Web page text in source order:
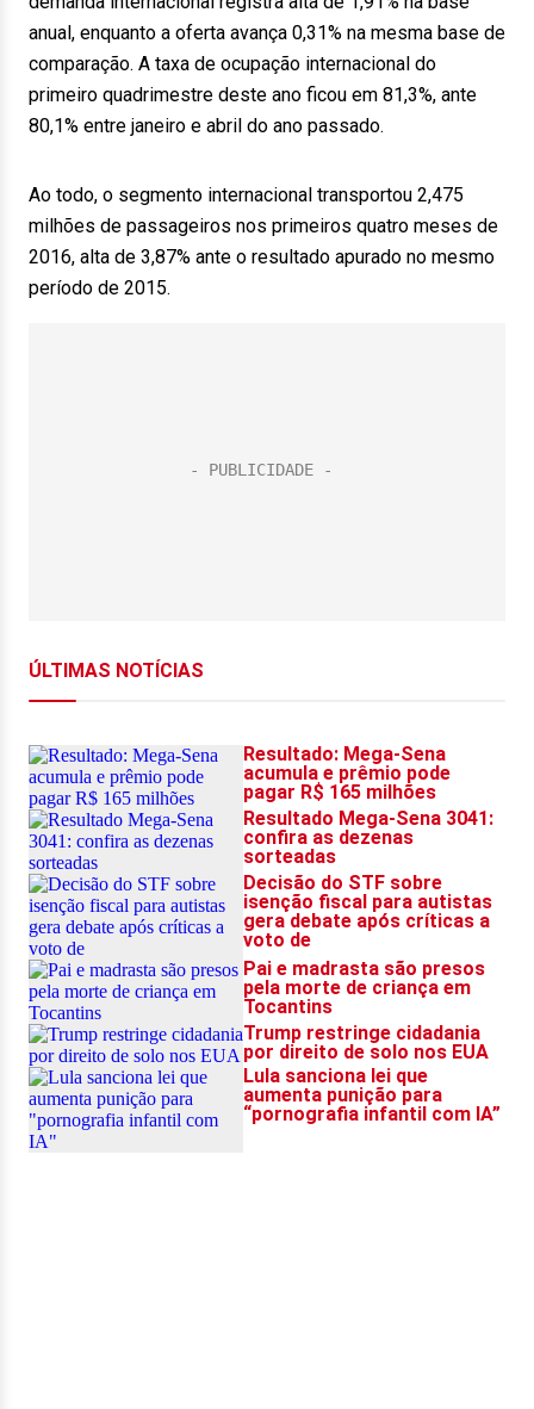
anual, enquanto a oferta avança 0,31% na mesma base de
comparação. A taxa de ocupação internacional do
primeiro quadrimestre deste ano ficou em 81,3%, ante
80,1% entre janeiro e abril do ano passado.
Ao todo, o segmento internacional transportou 2,475
milhões de passageiros nos primeiros quatro meses de
2016, alta de 3,87% ante o resultado apurado no mesmo
período de 2015.